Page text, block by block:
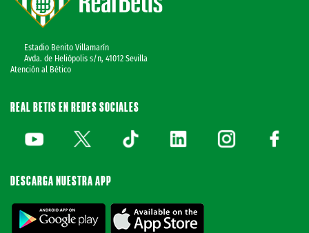
Estadio Benito Villamarín
Avda. de Heliópolis s/n, 41012 Sevilla
Atención al Bético
REAL BETIS EN REDES SOCIALES
DESCARGA NUESTRA APP